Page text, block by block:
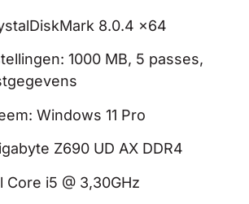
8.0.4 x64
1000 MB, 5 passes,
Windows 11 Pro
Z690 UD AX DDR4
i5 @ 3,30GHz